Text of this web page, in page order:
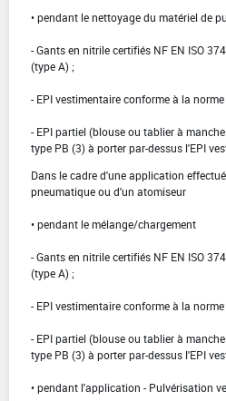
• pendant le nettoyage du matériel de
- Gants en nitrile certifiés NF EN ISO
(type A) ;
- EPI vestimentaire conforme à la
- EPI partiel (blouse ou tablier à
type PB (3) à porter par-dessus l'EPI
Dans le cadre d'une application
pneumatique ou d'un atomiseur
• pendant le mélange/chargement
- Gants en nitrile certifiés NF EN ISO
(type A) ;
- EPI vestimentaire conforme à la
- EPI partiel (blouse ou tablier à
type PB (3) à porter par-dessus l'EPI
• pendant l'application - Pulvérisation